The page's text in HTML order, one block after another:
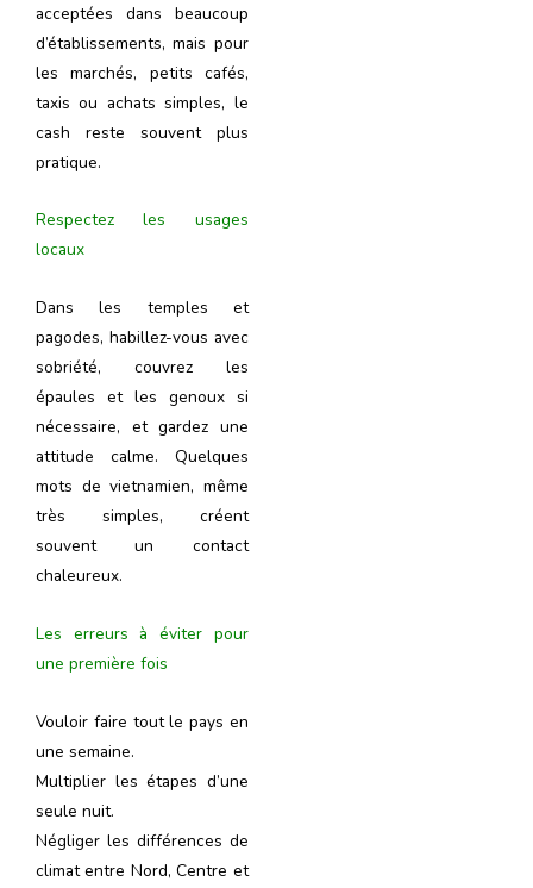
acceptées dans beaucoup
d’établissements, mais pour
les marchés, petits cafés,
taxis ou achats simples, le
cash reste souvent plus
pratique.
Respectez les usages
locaux
Dans les temples et
pagodes, habillez-vous avec
sobriété, couvrez les
épaules et les genoux si
nécessaire, et gardez une
attitude calme. Quelques
mots de vietnamien, même
très simples, créent
souvent un contact
chaleureux.
Les erreurs à éviter pour
une première fois
Vouloir faire tout le pays en
une semaine.
Multiplier les étapes d’une
seule nuit.
Négliger les différences de
climat entre Nord, Centre et